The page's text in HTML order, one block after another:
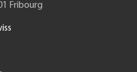
Fribourg